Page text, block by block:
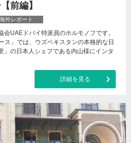
前編】
海外レポート
UAEドバイ特派員のホルモノフです。
」では、ウズベキスタンの本格的な日
」の日本人シェフである内山様にインタ
詳細を見る